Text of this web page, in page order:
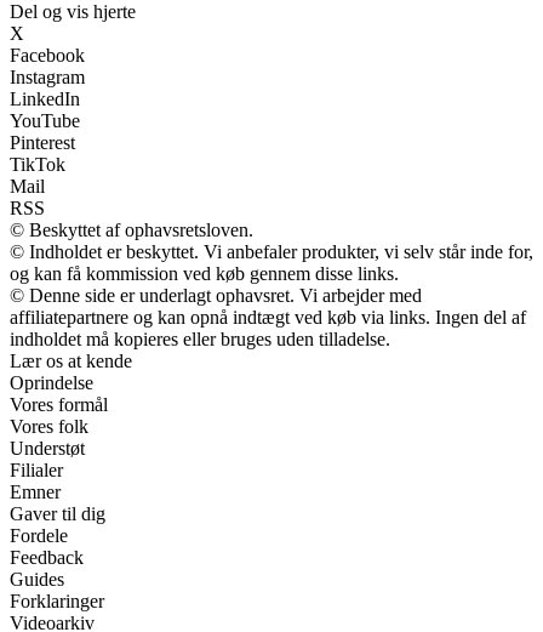
Del og vis hjerte
X
Facebook
Instagram
LinkedIn
YouTube
Pinterest
TikTok
Mail
RSS
© Beskyttet af ophavsretsloven.
© Indholdet er beskyttet. Vi anbefaler produkter, vi selv står inde for,
og kan få kommission ved køb gennem disse links.
© Denne side er underlagt ophavsret. Vi arbejder med
affiliatepartnere og kan opnå indtægt ved køb via links. Ingen del af
indholdet må kopieres eller bruges uden tilladelse.
Lær os at kende
Oprindelse
Vores formål
Vores folk
Understøt
Filialer
Emner
Gaver til dig
Fordele
Feedback
Guides
Forklaringer
Videoarkiv